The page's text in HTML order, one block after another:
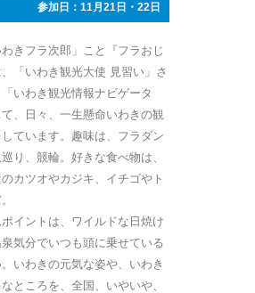
参加日：11月21日・22日
きフラ次郎」こと『フラおじ
「いわき観光大使 見習い」さ
いわき観光情報ナビゲータ
、日々、一生懸命いわきの観
ています。趣味は、フラダン
り、競輪。好きな食べ物は、
カツオやカジキ、イチゴやト
イントは、ワイルドな日焼け
気分でいつも頭に乗せている
いわきの元気な姿や、いわき
ところを、全国、いやいや、